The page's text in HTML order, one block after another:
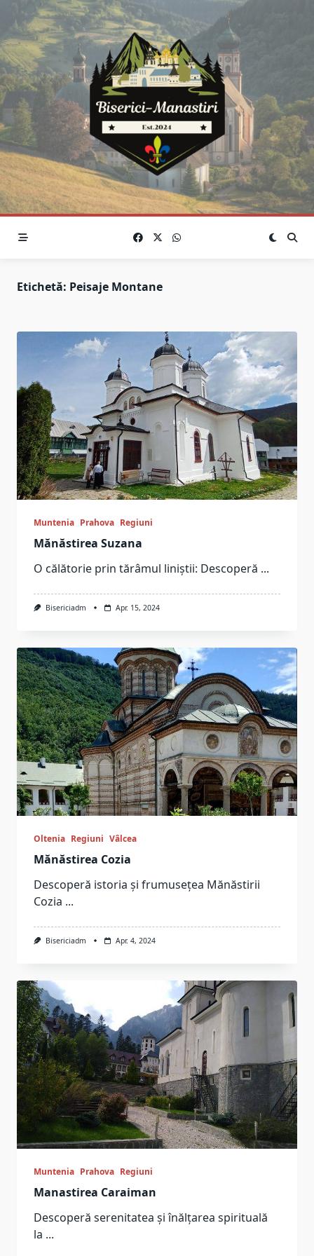
content
Etichetă: Peisaje Montane
Muntenia Prahova Regiuni
Mănăstirea Suzana
O călătorie prin tărâmul liniștii: Descoperă ...
Bisericiadm Apr. 15, 2024
Oltenia Regiuni Vâlcea
Mănăstirea Cozia
Descoperă istoria și frumusețea Mănăstirii
Cozia ...
Bisericiadm Apr. 4, 2024
Muntenia Prahova Regiuni
Manastirea Caraiman
Descoperă serenitatea și înălțarea spirituală
la ...